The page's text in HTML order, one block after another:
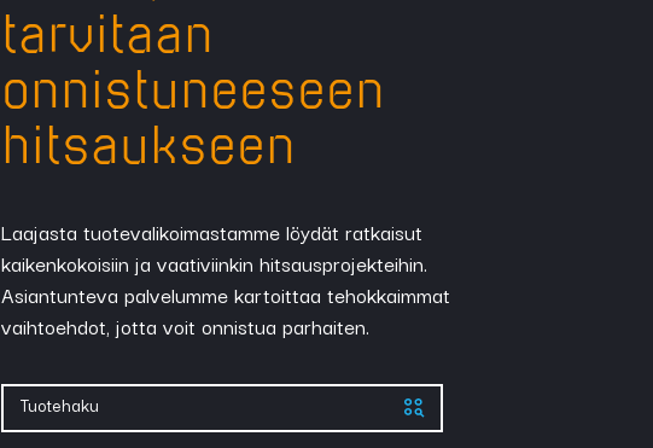
tarvitaan
onnistuneeseen
hitsaukseen
Laajasta tuotevalikoimastamme löydät ratkaisut
kaikenkokoisiin ja vaativiinkin hitsausprojekteihin.
Asiantunteva palvelumme kartoittaa tehokkaimmat
vaihtoehdot, jotta voit onnistua parhaiten.
Tuotehaku